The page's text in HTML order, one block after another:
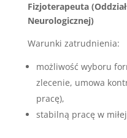
Fizjoterapeuta
Neurologicznej)
Warunki zatrudnienia:
możliwość wyboru
zlecenie, umowa
pracę),
stabilną pracę w